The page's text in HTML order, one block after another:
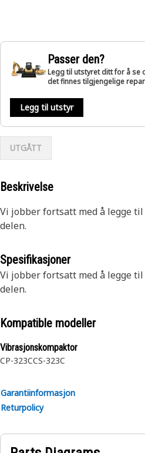
Passer den?
Legg til utstyret ditt for å se
det finnes tilgjengelige
Legg til utstyr
UTGÅTT
Beskrivelse
Vi jobber fortsatt med å legge
delen.
Spesifikasjoner
Vi jobber fortsatt med å legge
delen.
Kompatible modeller
Vibrasjonskompaktor
CP-323CCS-323C
Garantiinformasjon
Returpolicy